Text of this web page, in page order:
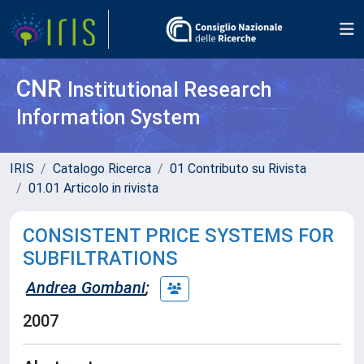
CNR Institutional Research
Information System
IRIS Catalogo Ricerca
01 Contributo su Rivista
01.01 Articolo in rivista
CONSISTENT PRICE SYSTEMS FOR
SUBFILTRATIONS
Andrea Gombani;
2007